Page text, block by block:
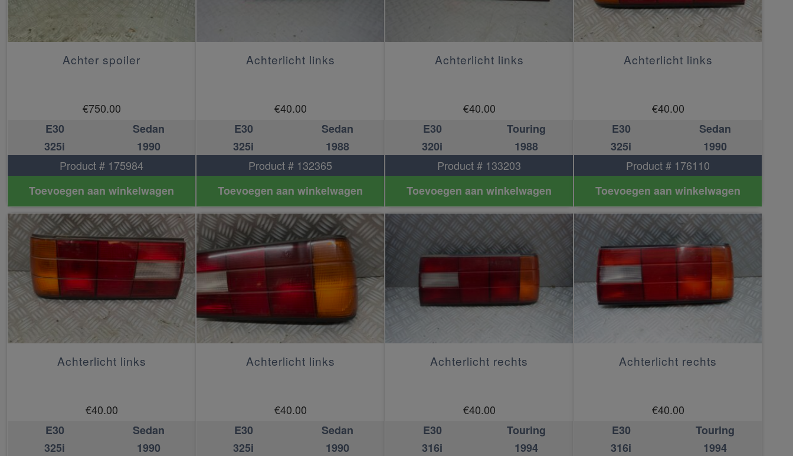
Achter spoiler
€750.00
E30
Sedan
325i
1990
Product # 175984
Toevoegen aan winkelwagen
Achterlicht links
€40.00
E30
Sedan
325i
1988
Product # 132365
Toevoegen aan winkelwagen
Achterlicht links
€40.00
E30
Touring
320i
1988
Product # 133203
Toevoegen aan winkelwagen
Achterlicht links
€40.00
E30
Sedan
325i
1990
Product # 176110
Toevoegen aan winkelwagen
Achterlicht links
€40.00
E30
Sedan
325i
1990
Achterlicht links
€40.00
E30
Sedan
325i
1990
Achterlicht rechts
€40.00
E30
Touring
316i
1994
Achterlicht rechts
€40.00
E30
Touring
316i
1994